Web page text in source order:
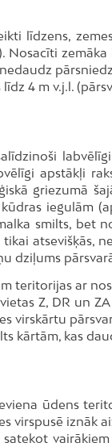
līdzens,
Nosacīti
4 m v.j.l.
apstākļi
griezumā
iegulām
smilts, bet
atsevišķās,
dziļums
teritorijas ar
Z, DR un
virskārtu
kārtām, kas
ūdens
virspusē iznāk
satekot